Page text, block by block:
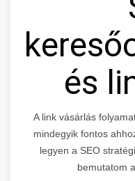
és
A link vásárlás
mindegyik fontos
legyen a SEO
bemutatom